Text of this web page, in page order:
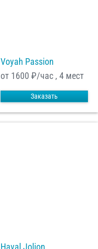
Voyah Passion
от 1600 ₽/час , 4 мест
Заказать
Haval Jolion